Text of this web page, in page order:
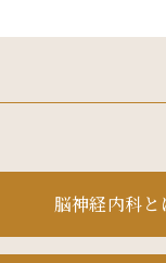
脳神経内科と